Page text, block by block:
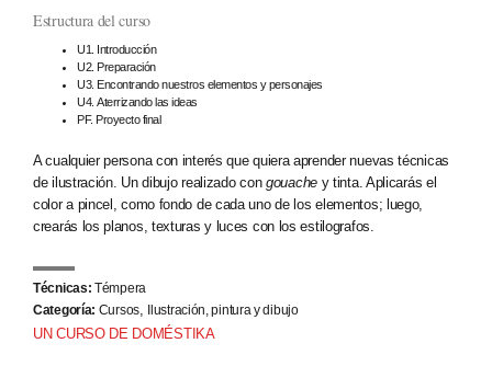
Estructura del curso
U1. Introducción
U2. Preparación
U3. Encontrando nuestros elementos y personajes
U4. Aterrizando las ideas
PF. Proyecto final
A cualquier persona con interés que quiera aprender nuevas técnicas
de ilustración. Un dibujo realizado con gouachey tinta. Aplicarás el
color a pincel, como fondo de cada uno de los elementos; luego,
crearás los planos, texturas y luces con los estilografos.
Técnicas: Témpera
Categoría: Cursos, Ilustración, pintura y dibujo
UN CURSO DE DOMÉSTIKA